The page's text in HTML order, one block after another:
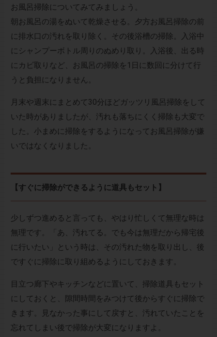
お風呂掃除についてみてみましょう。
朝お風呂の湯をぬいて乾燥させる。夕方お風呂掃除の前
に排水口の汚れを取り除く。その後浴槽の掃除。入浴中
にシャンプーボトル周りのぬめり取り。入浴後、出る時
にカビ取りなど、お風呂の掃除を1日に数回に分けて行
うと負担になりません。
月末や週末にまとめて30分ほどガッツリ風呂掃除をして
いた時がありましたが、汚れも落ちにくく掃除も大変で
した。小まめに掃除をするようになってお風呂掃除が嫌
いではなくなりました。
【すぐに掃除ができるように道具もセット】
少しずつ進めると言っても、やはり忙しくて無理な時は
無理です。「あ、汚れてる。でも今は無理だから帰宅後
に行いたい」という時は、その汚れた物を取り出し、後
ですぐに掃除に取り組めるようにしておきます。
目立つ廊下やキッチンなどに置いて、掃除道具もセット
にしておくと、隙間時間をみつけて後からすぐに掃除で
きます。見なかった事にして戻すと、汚れていたことを
忘れてしまい後で掃除が大変になりますよ。